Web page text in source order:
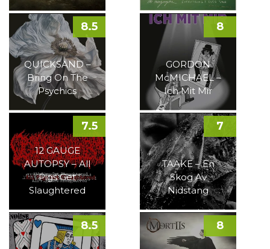
QUICKSAND –
Bring On The
Psychics
8.5
GORDON
McMICHAEL –
Ich Mit Mir
8
12 GAUGE
AUTOPSY – All
Pigs Get
Slaughtered
7.5
TAAKE – En
Skog Av
Nidstang
7
8.5 8